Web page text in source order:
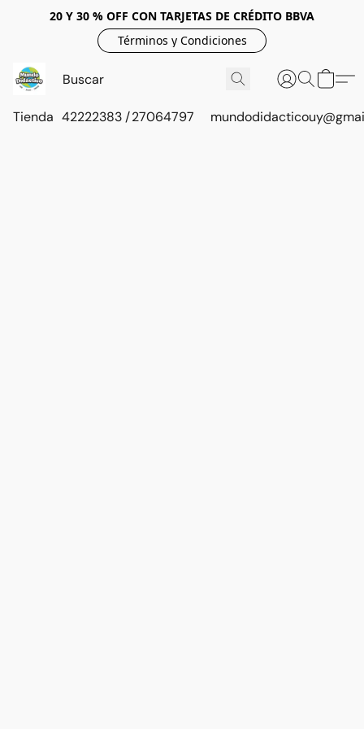
20 Y 30 % OFF CON TARJETAS DE CRÉDITO BBVA
Términos y Condiciones
Tienda 42222383 / 27064797